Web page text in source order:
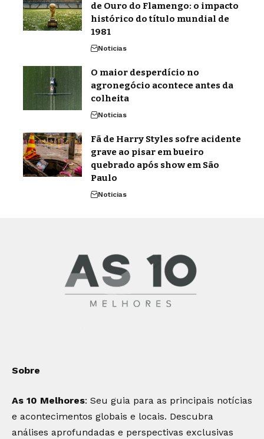
de Ouro do Flamengo: o impacto
histórico do título mundial de
1981
Noticias
O maior desperdício no
agronegócio acontece antes da
colheita
Noticias
Fã de Harry Styles sofre acidente
grave ao pisar em bueiro
quebrado após show em São
Paulo
Noticias
Sobre
As 10 Melhores: Seu guia para as principais notícias
e acontecimentos globais e locais. Descubra
análises aprofundadas e perspectivas exclusivas